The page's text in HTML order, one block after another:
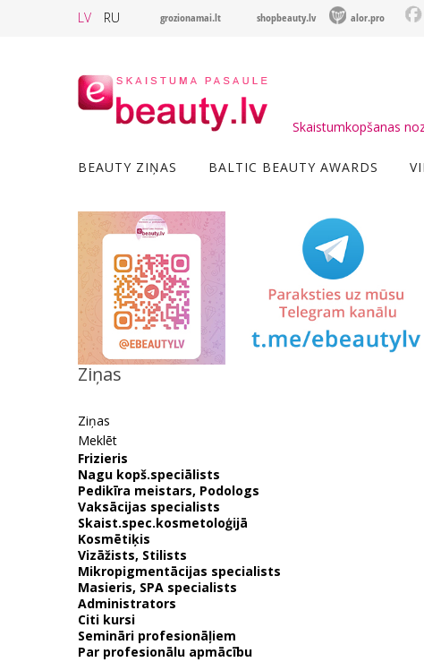
LV RU grozionamai.lt shopbeauty.lv alor.pro
Skaistumkopšanas
BEAUTY ZIŅAS BALTIC BEAUTY AWARDS
Ziņas
Ziņas
Meklēt
Frizieris
Nagu kopš.speciālists
Pedikīra meistars, Podologs
Vaksācijas specialists
Skaist.spec.kosmetoloģijā
Kosmētiķis
Vizāžists, Stilists
Mikropigmentācijas specialists
Masieris, SPA specialists
Administrators
Citi kursi
Semināri profesionāļiem
Par profesionālu apmācību